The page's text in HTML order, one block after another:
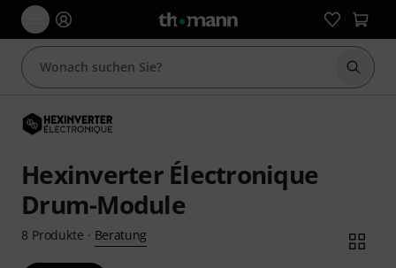
Suche
Hexinverter Électronique
Drum-Module
8 Produkte · Beratung